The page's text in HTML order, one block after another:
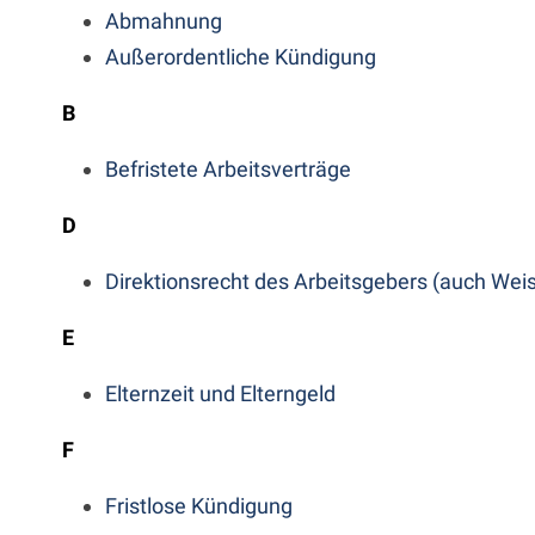
Abmahnung
Außerordentliche Kündigung
B
Befristete Arbeitsverträge
D
Direktionsrecht des Arbeitsgebers (auch
E
Elternzeit und Elterngeld
F
Fristlose Kündigung